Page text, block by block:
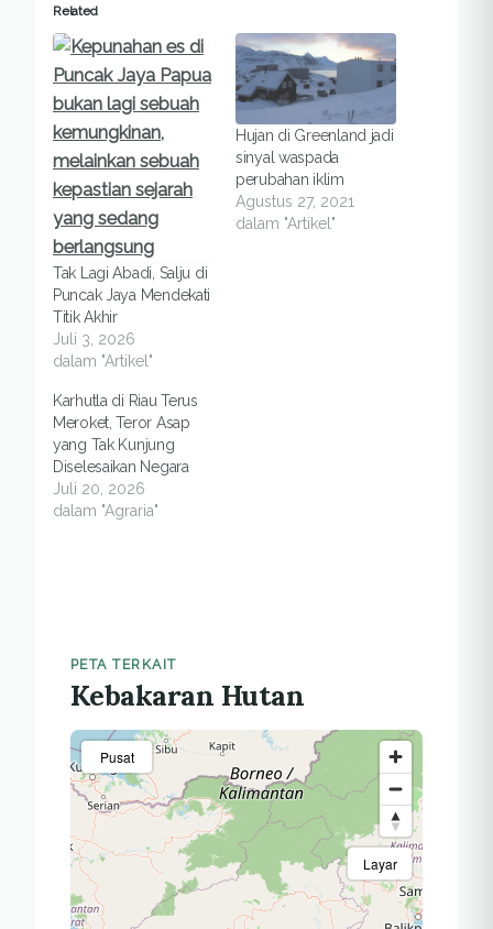
Related
Tak Lagi Abadi, Salju di
Puncak Jaya Mendekati
Titik Akhir
Juli 3, 2026
dalam "Artikel"
Hujan di Greenland jadi
sinyal waspada
perubahan iklim
Agustus 27, 2021
dalam "Artikel"
Karhutla di Riau Terus
Meroket, Teror Asap
yang Tak Kunjung
Diselesaikan Negara
Juli 20, 2026
dalam "Agraria"
PETA TERKAIT
Kebakaran Hutan
Pusat
Layar